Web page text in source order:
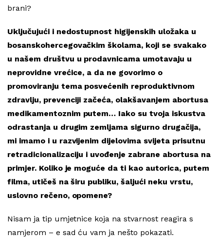
brani?
Uključujući i nedostupnost higijenskih uložaka u
bosanskohercegovačkim školama, koji se svakako
u našem društvu u prodavnicama umotavaju u
neprovidne vrećice, a da ne govorimo o
promoviranju tema posvećenih reproduktivnom
zdravlju, prevenciji začeća, olakšavanjem abortusa
medikamentoznim putem… Iako su tvoja iskustva
odrastanja u drugim zemljama sigurno drugačija,
mi imamo i u razvijenim dijelovima svijeta prisutnu
retradicionalizaciju i uvođenje zabrane abortusa na
primjer. Koliko je moguće da ti kao autorica, putem
filma, utičeš na širu publiku, šaljući neku vrstu,
uslovno rečeno, opomene?
Nisam ja tip umjetnice koja na stvarnost reagira s
namjerom – e sad ću vam ja nešto pokazati.